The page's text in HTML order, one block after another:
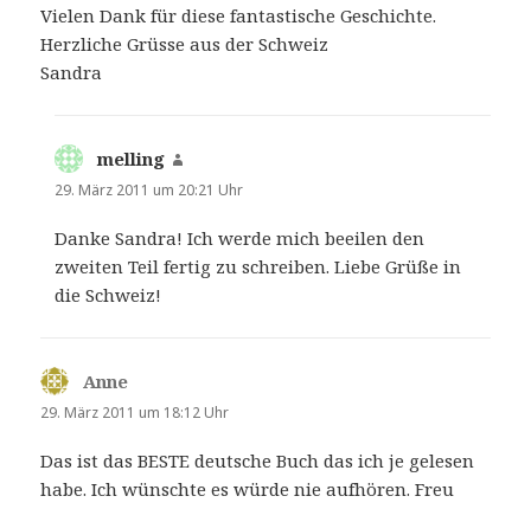
Vielen Dank für diese fantastische Geschichte.
Herzliche Grüsse aus der Schweiz
Sandra
melling
29. März 2011 um 20:21 Uhr
Danke Sandra! Ich werde mich beeilen den
zweiten Teil fertig zu schreiben. Liebe Grüße in
die Schweiz!
Anne
29. März 2011 um 18:12 Uhr
Das ist das BESTE deutsche Buch das ich je gelesen
habe. Ich wünschte es würde nie aufhören. Freu